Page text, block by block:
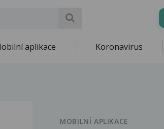
aplikace Koronavirus
MOBILNÍ APLIKACE